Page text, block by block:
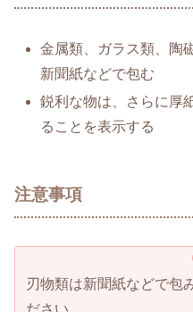
金属類、ガラス類、陶
新聞紙などで包む
鋭利な物は、さらに厚
ることを表示する
注意事項
刃物類は新聞紙などで包